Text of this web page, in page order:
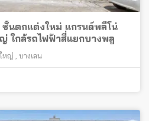
นตกแต่งใหม่ แกรนด์พลีโน่
ใกล้รถไฟฟ้าสี่แยกบางพลู
หญ่ , บางเลน